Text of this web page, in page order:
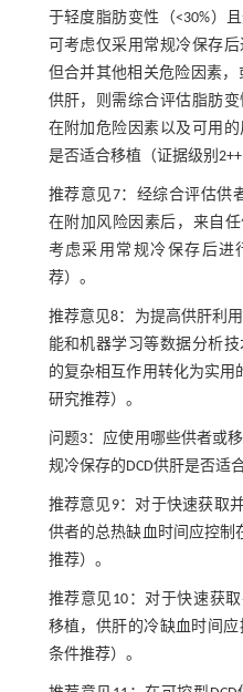
于轻度脂肪变性（<30%）
可考虑仅采用常规冷保存
但合并其他相关危险因素，
供肝，则需综合评估脂肪
在附加危险因素以及可用
是否适合移植（证据级别2++
推荐意见7：经综合评估供
在附加风险因素后，来自任
考虑采用常规冷保存后进
荐）。
推荐意见8：为提高供肝利
能和机器学习等数据分析
的复杂相互作用转化为实用
研究推荐）。
问题3：应使用哪些供者或
规冷保存的DCD供肝是否适
推荐意见9：对于快速获取
供者的总热缺血时间应控制
推荐）。
推荐意见10：对于快速获
移植，供肝的冷缺血时间应
条件推荐）。